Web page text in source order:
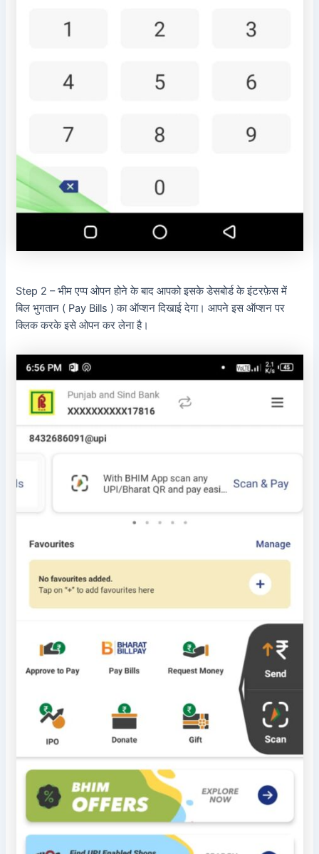
Step 2 – भीम एप्प ओपन होने के बाद आपको इसके डेसबोर्ड के इंटरफ़ेस में
बिल भुगतान ( Pay Bills ) का ऑप्शन दिखाई देगा। आपने इस ऑप्शन पर
क्लिक करके इसे ओपन कर लेना है।